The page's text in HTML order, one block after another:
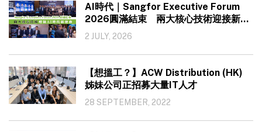
AI時代｜Sangfor Executive Forum
2026圓滿結束 兩大核心技術迎接新使
命
2 JULY, 2026
【想搵工？】ACW Distribution (HK)
姊妹公司正招募大量IT人才
28 SEPTEMBER, 2022